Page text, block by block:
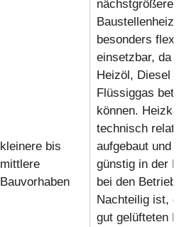
kleinere bis
mittlere
Bauvorhaben
nächstgrößere
besonders
einsetzbar, da
Heizöl, Diesel
Flüssiggas
können.
technisch
aufgebaut und
günstig in der
bei den
Nachteilig ist,
gut gelüfteten